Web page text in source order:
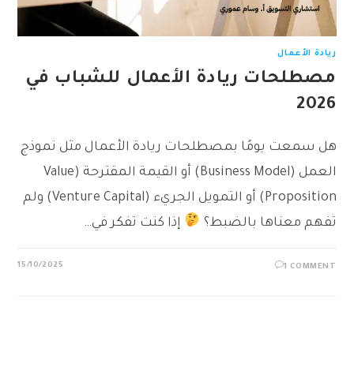
ريادة الأعمال
مصطلحات ريادة الأعمال للشباب في
2026
هل سمعت يومًا بمصطلحات ريادة الأعمال مثل نموذج
العمل (Business Model) أو القيمة المقترحة (Value
Proposition) أو التمويل الجريء (Venture Capital) ولم
تفهم معناها بالضبط؟
إذا كنت تفكر في…
1 COMMENT
15/10/2025